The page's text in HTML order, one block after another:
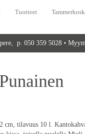
Tuotteet
p. 050 359 5028 •
tilavuus 10 l.